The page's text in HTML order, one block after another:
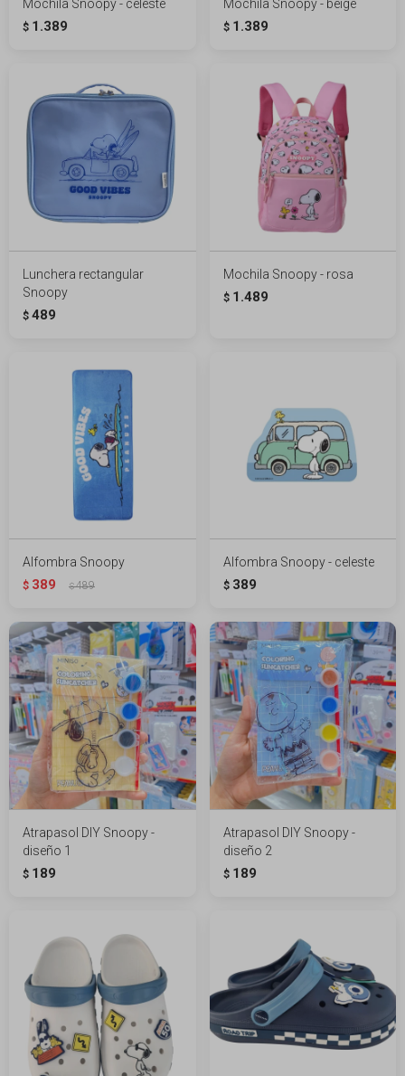
Mochila Snoopy - celeste
$ 1.389
Mochila Snoopy - beige
$ 1.389
Lunchera rectangular
Snoopy
$ 489
Mochila Snoopy - rosa
$ 1.489
Alfombra Snoopy
$ 389 $489
Alfombra Snoopy - celeste
$ 389
Atrapasol DIY Snoopy -
diseño 1
$ 189
Atrapasol DIY Snoopy -
diseño 2
$ 189